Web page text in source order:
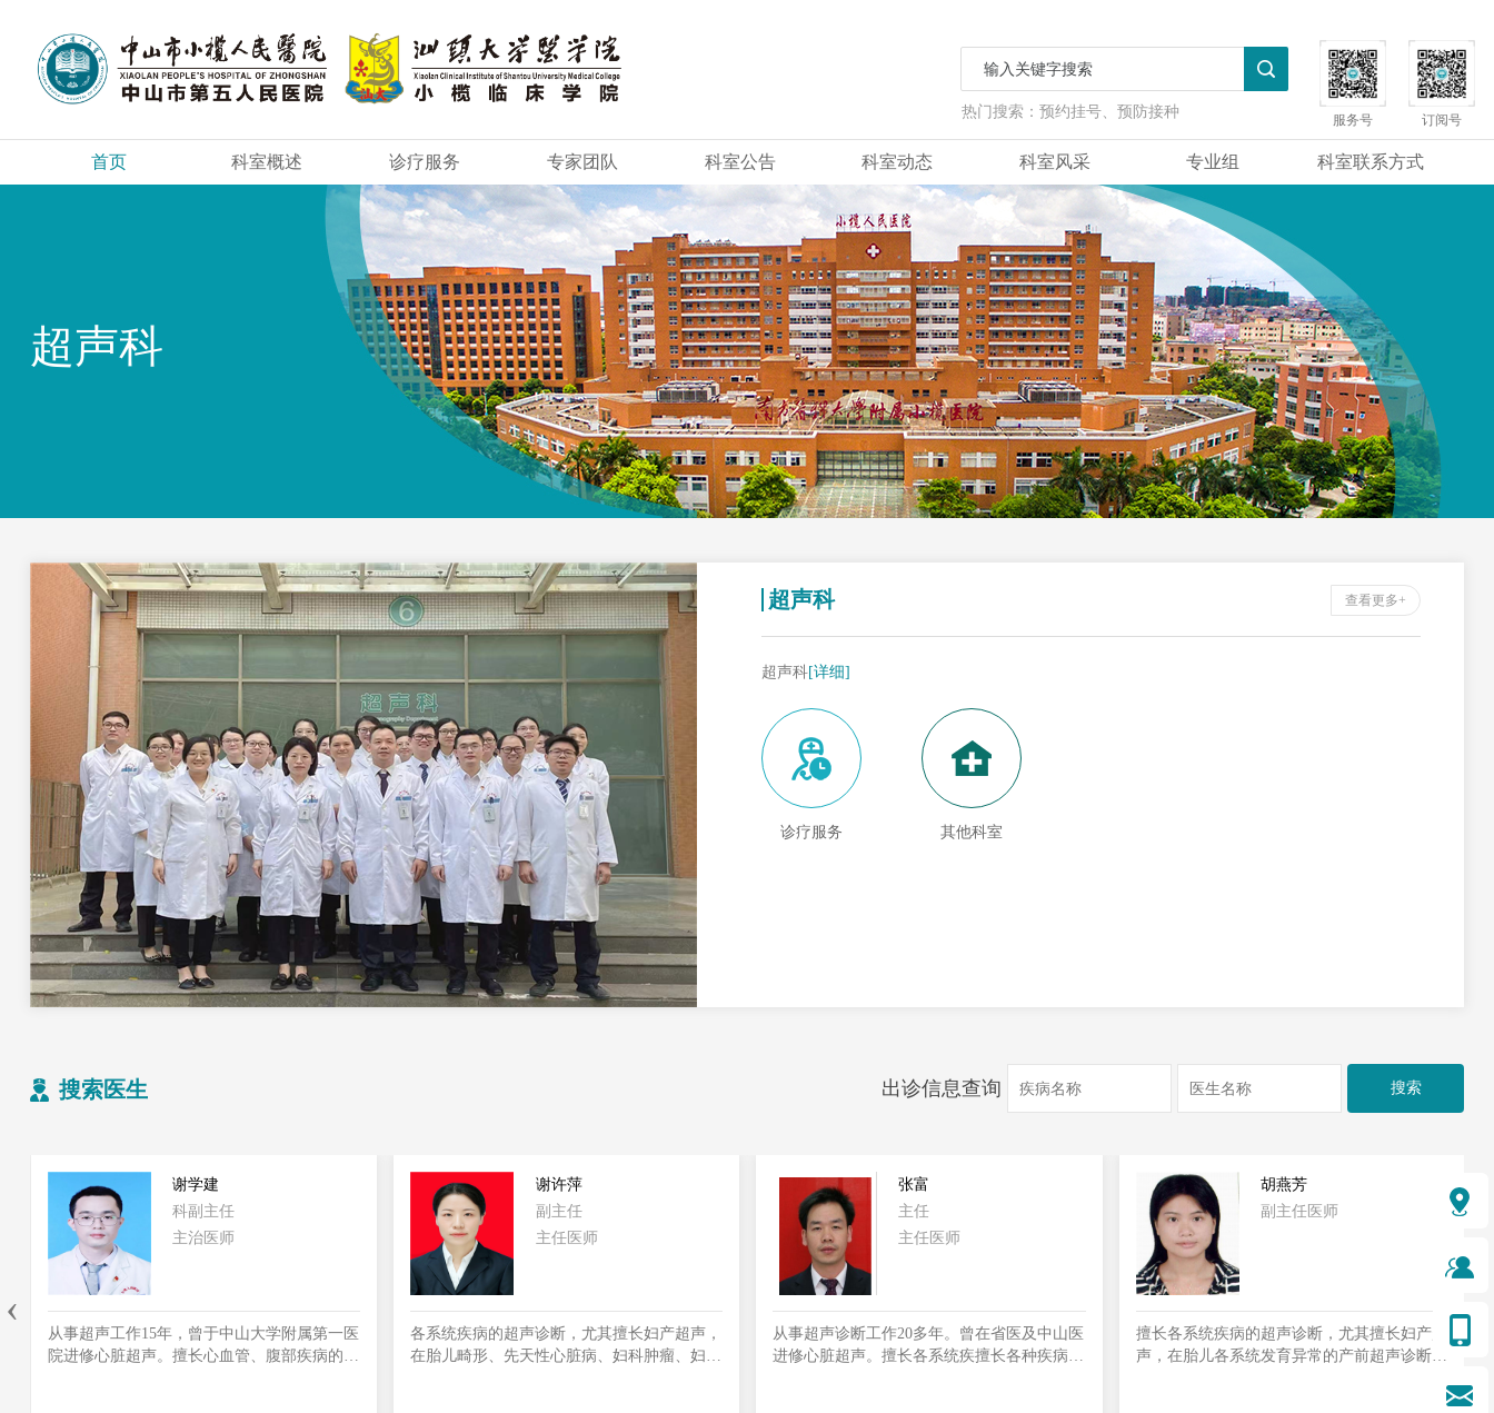
热门搜索：预约挂号、预防接种 服务号 订阅号
首页 科室概述 诊疗服务 专家团队 科室公告 科室动态 科室风采 专业组 科室联系方式
超声科
查看更多+
超声科
超声科[详细]
诊疗服务 其他科室
搜索医生 出诊信息查询
谢学建
科副主任
主治医师
从事超声工作15年，曾于中山大学附属第一医
院进修心脏超声。擅长心血管、腹部疾病的统
谢许萍
副主任
主任医师
各系统疾病的超声诊断，尤其擅长妇产超声，
在胎儿畸形、先天性心脏病、妇科肿瘤、妇产
张富
主任
主任医师
从事超声诊断工作20多年。曾在省医及中山医
进修心脏超声。擅长各系统疾擅长各种疾病的
胡燕芳
副主任医师
擅长各系统疾病的超声诊断，尤其擅长妇产超
声，在胎儿各系统发育异常的产前超声诊断有
‹